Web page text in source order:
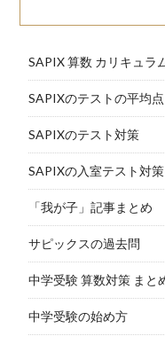
SAPIX 算数 カリキュラ
SAPIXのテストの平均点
SAPIXのテスト対策
SAPIXの入室テスト対策
「我が子」記事まとめ
サピックスの過去問
中学受験 算数対策 まと
中学受験の始め方